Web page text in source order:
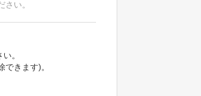
い。
。
きます)。